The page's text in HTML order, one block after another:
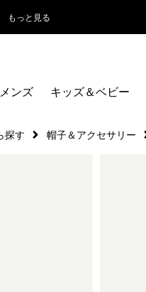
もっと見る
ンズ キッズ＆ベビー
探す 帽子＆アクセサリー